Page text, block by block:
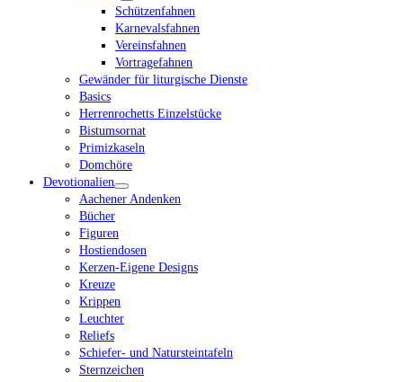
Schützenfahnen
Karnevalsfahnen
Vereinsfahnen
Vortragefahnen
Gewänder für liturgische Dienste
Basics
Herrenrochetts Einzelstücke
Bistumsornat
Primizkaseln
Domchöre
Devotionalien
Aachener Andenken
Bücher
Figuren
Hostiendosen
Kerzen-Eigene Designs
Kreuze
Krippen
Leuchter
Reliefs
Schiefer- und Natursteintafeln
Sternzeichen